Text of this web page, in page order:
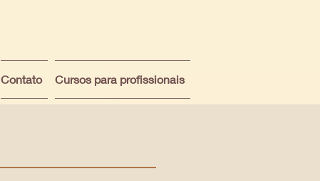
Contato Cursos para profissionais